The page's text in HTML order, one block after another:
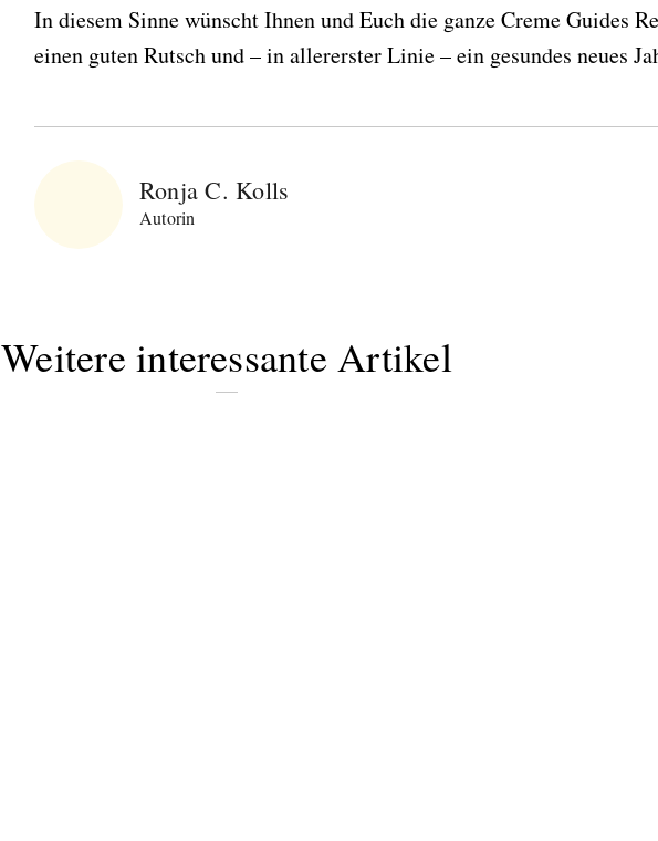
In diesem Sinne wünscht Ihnen und Euch die ganze Creme Guides
einen guten Rutsch und – in allererster Linie – ein gesundes neues
Ronja C. Kolls
Autorin
Weitere interessante Artikel
Abonnieren Sie
unseren Newsletter